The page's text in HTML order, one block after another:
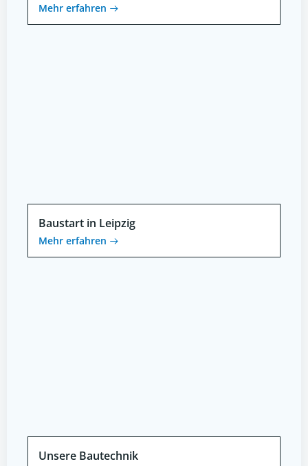
Mehr erfahren
Baustart in Leipzig
Mehr erfahren
Unsere Bautechnik